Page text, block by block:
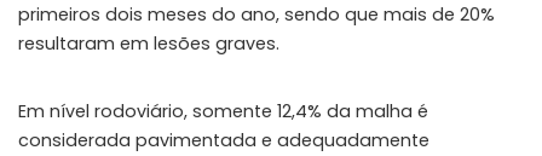
primeiros dois meses do ano, sendo que mais de 20%
resultaram em lesões graves.
Em nível rodoviário, somente 12,4% da malha é
considerada pavimentada e adequadamente